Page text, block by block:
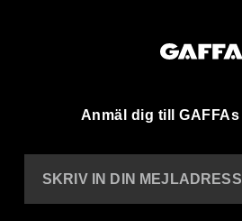
Anmäl dig till GAFFAs
SKRIV IN DIN MEJLADRESS